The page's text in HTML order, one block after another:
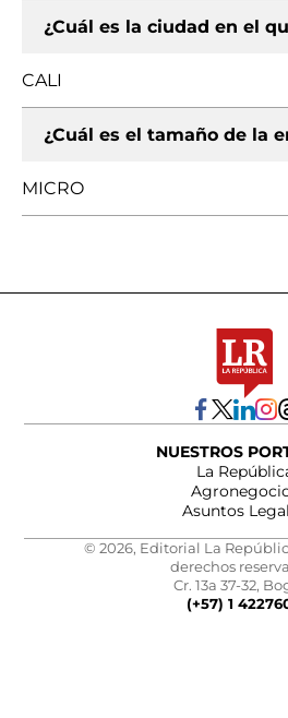
¿Cuál es la ciudad en el
CALI
¿Cuál es el tamaño de la
MICRO
NUESTROS
La
Asuntos
© 2026, Editorial La
derechos
Cr. 13a 37-32,
(+57) 1